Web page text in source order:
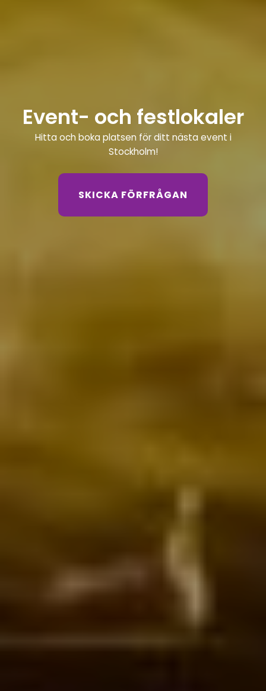
Event- och festlokaler
Hitta och boka platsen för ditt nästa event i
Stockholm!
SKICKA FÖRFRÅGAN